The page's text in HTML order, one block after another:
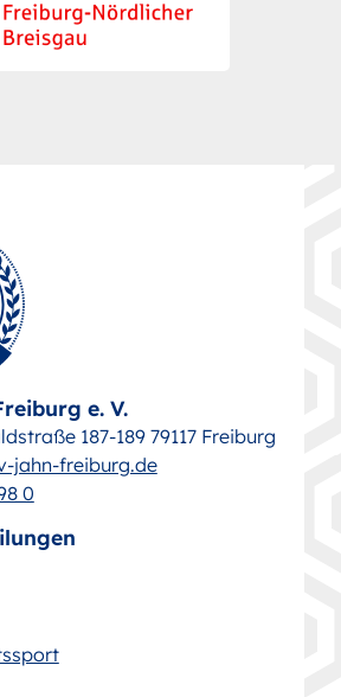
e. V.
187-189 79117 Freiburg
jahn-freiburg.de
0